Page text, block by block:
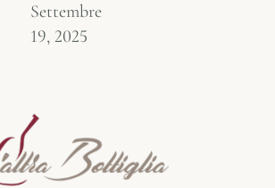
Settembre
19, 2025